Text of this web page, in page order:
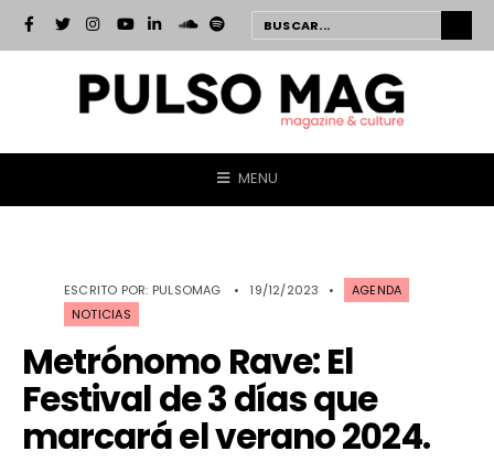
MENU
ESCRITO POR: PULSOMAG • 19/12/2023 •
AGENDA
NOTICIAS
Metrónomo Rave: El
Festival de 3 días que
marcará el verano 2024.